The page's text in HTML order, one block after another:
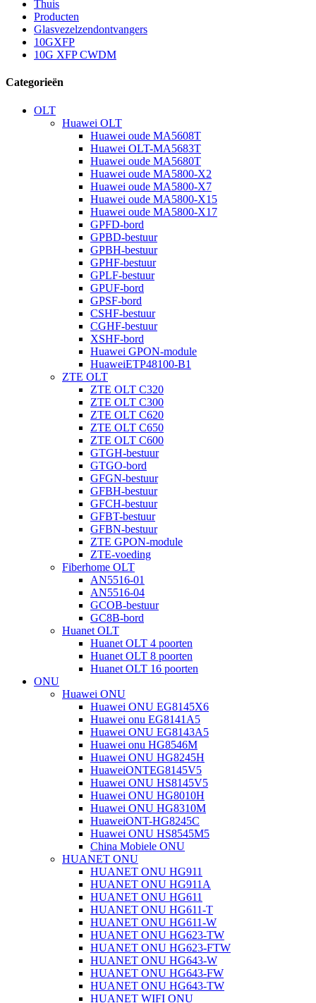
Thuis
Producten
Glasvezelzendontvangers
10GXFP
10G XFP CWDM
Categorieën
OLT
Huawei OLT
Huawei oude MA5608T
Huawei OLT-MA5683T
Huawei oude MA5680T
Huawei oude MA5800-X2
Huawei oude MA5800-X7
Huawei oude MA5800-X15
Huawei oude MA5800-X17
GPFD-bord
GPBD-bestuur
GPBH-bestuur
GPHF-bestuur
GPLF-bestuur
GPUF-bord
GPSF-bord
CSHF-bestuur
CGHF-bestuur
XSHF-bord
Huawei GPON-module
HuaweiETP48100-B1
ZTE OLT
ZTE OLT C320
ZTE OLT C300
ZTE OLT C620
ZTE OLT C650
ZTE OLT C600
GTGH-bestuur
GTGO-bord
GFGN-bestuur
GFBH-bestuur
GFCH-bestuur
GFBT-bestuur
GFBN-bestuur
ZTE GPON-module
ZTE-voeding
Fiberhome OLT
AN5516-01
AN5516-04
GCOB-bestuur
GC8B-bord
Huanet OLT
Huanet OLT 4 poorten
Huanet OLT 8 poorten
Huanet OLT 16 poorten
ONU
Huawei ONU
Huawei ONU EG8145X6
Huawei onu EG8141A5
Huawei ONU EG8143A5
Huawei onu HG8546M
Huawei ONU HG8245H
HuaweiONTEG8145V5
Huawei ONU HS8145V5
Huawei ONU HG8010H
Huawei ONU HG8310M
HuaweiONT-HG8245C
Huawei ONU HS8545M5
China Mobiele ONU
HUANET ONU
HUANET ONU HG911
HUANET ONU HG911A
HUANET ONU HG611
HUANET ONU HG611-T
HUANET ONU HG611-W
HUANET ONU HG623-TW
HUANET ONU HG623-FTW
HUANET ONU HG643-W
HUANET ONU HG643-FW
HUANET ONU HG643-TW
HUANET WIFI ONU